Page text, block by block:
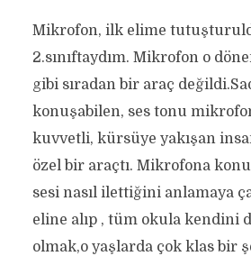
Mikrofon, ilk elime
2.sınıftaydım. Mikrofon o
gibi sıradan bir araç
konuşabilen, ses tonu
kuvvetli, kürsüye yakışan
özel bir araçtı. Mikrofona
sesi nasıl ilettiğini anlamaya
eline alıp , tüm okula kendini
olmak,o yaşlarda çok klas bir